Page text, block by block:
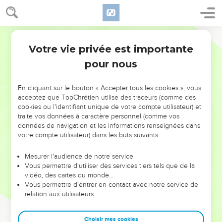
NE MANQUEZ PAS L’ÉVÉNEMENT
DE L’ANNÉE !
ET SI LEURS ERREURS POUVAIENT VOUS ÉVITER LES
VOTRES ?
leur foi ou leur vision. Mais on voit moins les doutes, les erreurs
et les saisons difficiles qu'ils ont traversés, alors même que ce
sont elles qui les ont façonnés.
Dans cette conférence, leaders, entrepreneurs, et responsables
clés pour avancer avec plus de sagesse afin que leurs erreurs
Votre vie privée est importante
pour nous
En cliquant sur le bouton « Accepter tous les cookies », vous
acceptez que TopChrétien utilise des traceurs (comme des
cookies ou l'identifiant unique de votre compte utilisateur) et
traite vos données à caractère personnel (comme vos
données de navigation et les informations renseignées dans
votre compte utilisateur) dans les buts suivants :
Mesurer l'audience de notre service
Vous permettre d'utiliser des services tiers tels que de la
vidéo, des cartes du monde…
Vous permettre d'entrer en contact avec notre service de
relation aux utilisateurs.
Choisir mes cookies